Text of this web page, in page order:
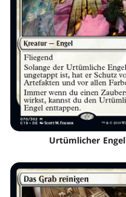
Urtümlicher Engel